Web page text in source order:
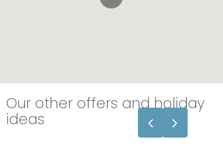
Our other offers and holiday
ideas